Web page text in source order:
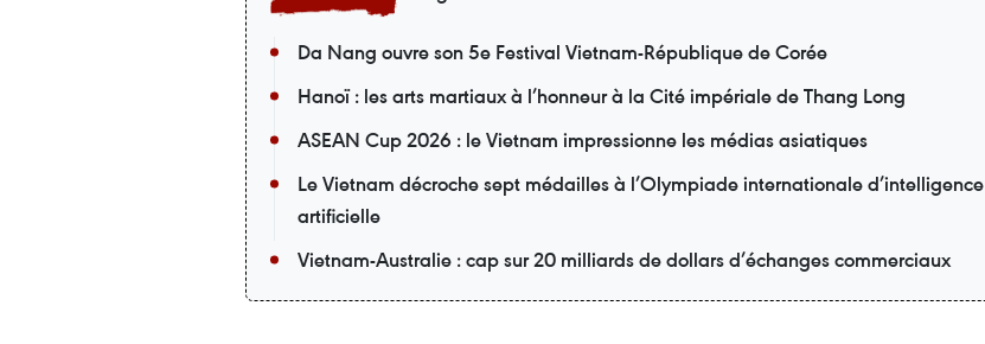
Da Nang ouvre son 5e Festival Vietnam-République de Corée
Hanoï : les arts martiaux à l’honneur à la Cité impériale de Thang Long
ASEAN Cup 2026 : le Vietnam impressionne les médias asiatiques
Le Vietnam décroche sept médailles à l’Olympiade internationale d’intelligence
artificielle
Vietnam-Australie : cap sur 20 milliards de dollars d’échanges commerciaux